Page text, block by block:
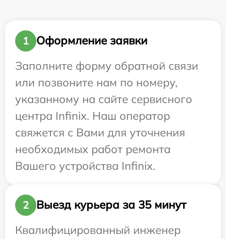
1
Оформление заявки
Заполните форму обратной связи
или позвоните нам по номеру,
указанному на сайте сервисного
центра Infinix. Наш оператор
свяжется с Вами для уточнения
необходимых работ ремонта
Вашего устройства Infinix.
2
Выезд курьера за 35 минут
Квалифицированный инженер